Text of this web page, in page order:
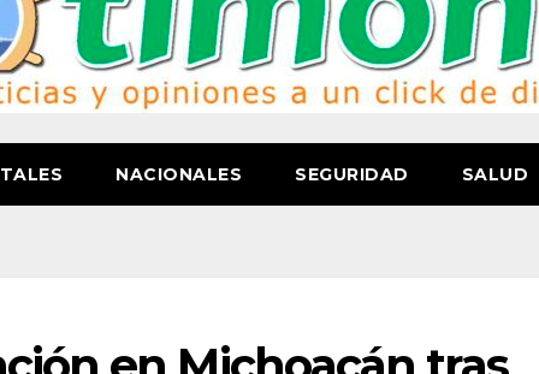
NACIONALES SEGURIDAD SALUD